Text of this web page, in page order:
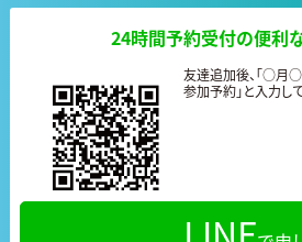
24時間予約受付の便利
友達追加後、「○月○
参加予約」と入力し